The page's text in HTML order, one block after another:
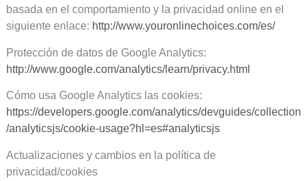
basada en el comportamiento y la privacidad online en el
siguiente enlace: http://www.youronlinechoices.com/es/
Protección de datos de Google Analytics:
http://www.google.com/analytics/learn/privacy.html
Cómo usa Google Analytics las cookies:
https://developers.google.com/analytics/devguides/collection
/analyticsjs/cookie-usage?hl=es#analyticsjs
Actualizaciones y cambios en la política de
privacidad/cookies